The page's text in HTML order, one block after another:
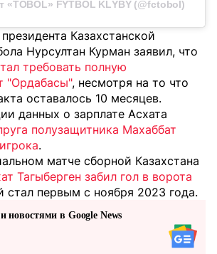
«TOBOL» FÝTBOL KLÝBY (@fctobol)
Казахстанской
Нурсултан Курман заявил, что
требовать полную
"Ордабасы", несмотря на то что
оставалось 10 месяцев.
данных о зарплате Асхата
полузащитника Махаббат
.
матче сборной Казахстана
Тагыберген забил гол в ворота
стал первым с ноября 2023 года.
новостями в Google News